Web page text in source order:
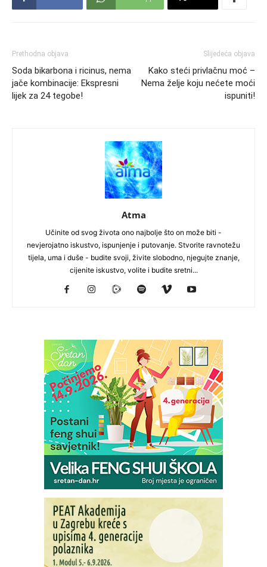
Prethodna objava
Soda bikarbona i ricinus, nema
jače kombinacije: Ekspresni
lijek za 24 tegobe!
Slijedeća objava
Kako steći privlačnu moć –
Nema želje koju nećete moći
ispuniti!
Atma
Učinite od svog života ono najbolje što on može biti -
nevjerojatno iskustvo, ispunjenje i putovanje. Stvorite ravnotežu
tijela, uma i duše - budite svoji, živite slobodno, njegujte znanje,
cijenite iskustvo, volite i budite sretni...